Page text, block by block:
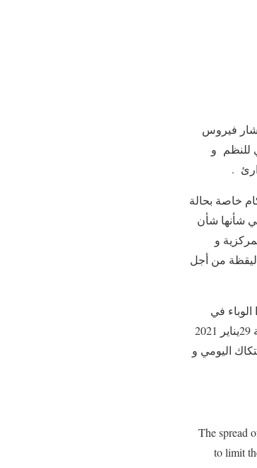
فيروس
للنظم و
.
24مارس 2020) المتعلق بسن أحكام خاصة بحالة
شأنها شأن
و
من أجل
في
صفوف المستخدمين بالمركبات العقارية ، في انتظار تعميم عملية التلقيح التي تم الإعلان عن انطلاقها يوم الجمعة 29يناير 2021
اليومي و
The spread
to limit